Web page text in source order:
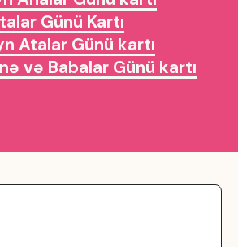
Günü Kartı
Atalar Günü kartı
və Babalar Günü kartı